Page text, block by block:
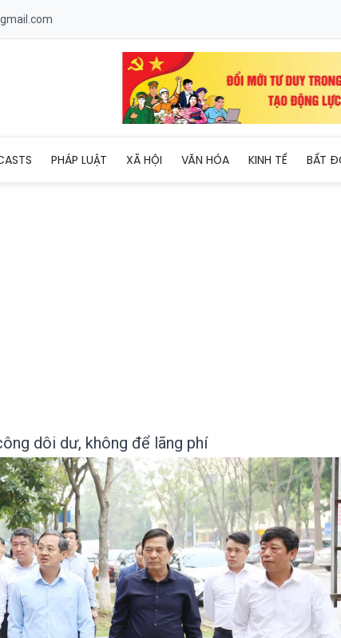
PHÁP LUẬT XÃ HỘI VĂN HÓA KINH TẾ BẤT
dôi dư, không để lãng phí